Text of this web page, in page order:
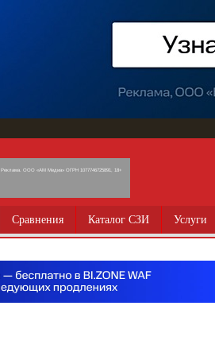
Реклама. ООО «АМ Медиа» ОГРН 1077746725891, 18+
Сравнения Каталог СЗИ Услуги